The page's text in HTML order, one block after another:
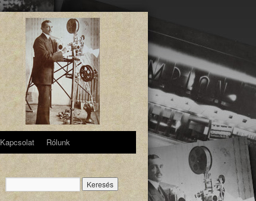
Kapcsolat Rólunk